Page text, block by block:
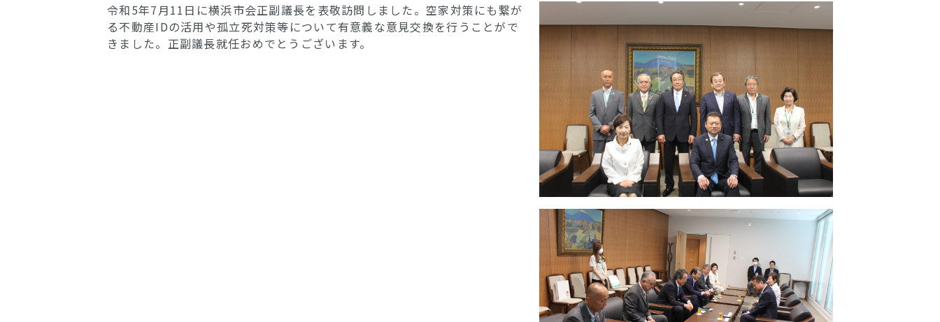
令和5年7月11日に横浜市会正副議長を表敬訪問しました。空家対策にも繋が
る不動産IDの活用や孤立死対策等について有意義な意見交換を行うことがで
きました。正副議長就任おめでとうございます。